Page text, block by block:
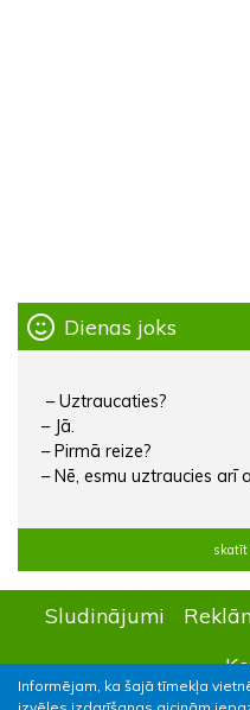
Informējam, ka šajā tīmekļa
Dienas joks
– Uztraucaties?
– Jā.
– Pirmā reize?
– Nē, esmu uztraucies arī
skatīt
Sludinājumi